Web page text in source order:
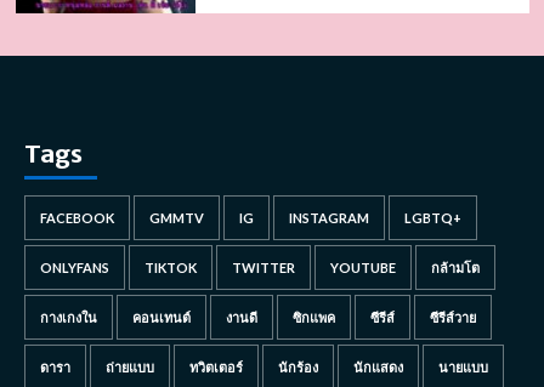
Tags
FACEBOOK GMMTV IG INSTAGRAM LGBTQ+
ONLYFANS TIKTOK TWITTER YOUTUBE กล้ามโต
กางเกงใน คอนเทนต์ งานดี ซิกแพค ซีรีส์ ซีรีส์วาย
ดารา ถ่ายแบบ ทวิตเตอร์ นักร้อง นักแสดง นายแบบ